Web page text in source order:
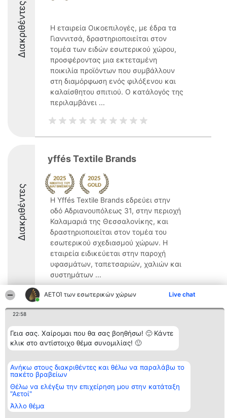
ΑΕΤΟΊ των εσωτερικών χώρων Live chat
22:58
Γεια σας. Χαίρομαι που θα σας βοηθήσω! 🙂 Κάντε
κλικ στο αντίστοιχο θέμα συνομιλίας! 🙂
Ανήκω στους διακριθέντες και θέλω να παραλάβω το
πακέτο βραβείων
Θέλω να ελέγξω την επιχείρηση μου στην κατάταξη
"Αετοί"
Άλλο θέμα
Διακριθέντες
Η εταιρεία Οικοεπιλογές, με έδρα τα
Γιαννιτσά, δραστηριοποιείται στον
τομέα των ειδών εσωτερικού χώρου,
προσφέροντας μια εκτεταμένη
ποικιλία προϊόντων που συμβάλλουν
στη διαμόρφωση ενός φιλόξενου και
καλαίσθητου σπιτιού. Ο κατάλογός της
περιλαμβάνει ...
Διακριθέντες
yffés Textile Brands
Η Yffés Textile Brands εδρεύει στην
οδό Αδριανουπόλεως 31, στην περιοχή
Καλαμαριά της Θεσσαλονίκης, και
δραστηριοποιείται στον τομέα του
εσωτερικού σχεδιασμού χώρων. Η
εταιρεία ειδικεύεται στην παροχή
υφασμάτων, ταπετσαριών, χαλιών και
συστημάτων ...
Διοργανωτής της
κατάταξης
BEAUTIFUL COMPANY
Μονοπρόσωπη ΙΚΕ
2104128019
email:
Κατάταξη
Διακριθέντες
Λίστα όλων
των
Μεθοδολογία
προϋποθέσεις
ΠΟΛΙΤΙΚΗ
Επικοινωνία
Επικοινωνία